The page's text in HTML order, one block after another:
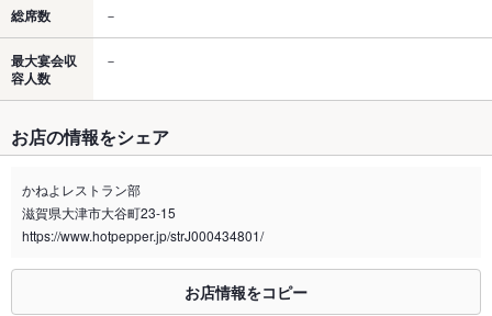
総席数 －
最大宴会収
容人数
－
お店の情報をシェア
かねよレストラン部
滋賀県大津市大谷町23-15
https://www.hotpepper.jp/strJ000434801/
お店情報をコピー